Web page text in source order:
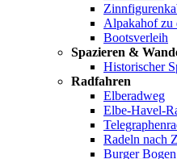
Alpakahof zu
Bootsverleih
Spazieren &
Historischer
Radfahren
Elberadweg
Elbe-Havel-
Radeln nach
Burger Bogen